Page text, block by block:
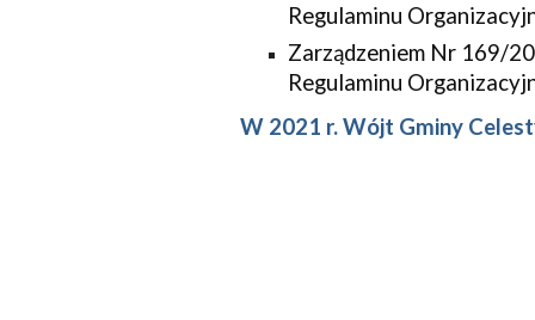
Regulaminu
Zarządzeniem Nr 169/
Regulaminu
W 2021 r. Wójt Gminy